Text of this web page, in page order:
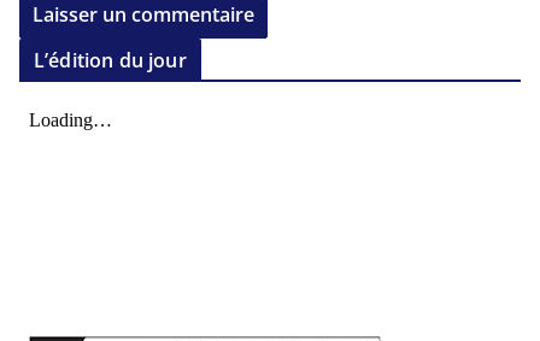
L’édition du jour